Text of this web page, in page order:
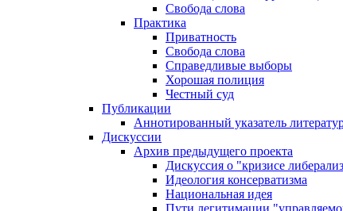
Свобода слова
Практика
Приватность
Свобода слова
Справедливые выборы
Хорошая полиция
Честный суд
Публикации
Аннотированный указатель
Дискуссии
Архив предыдущего проекта
Дискуссия о "кризисе
Идеология консерватизма
Национальная идея